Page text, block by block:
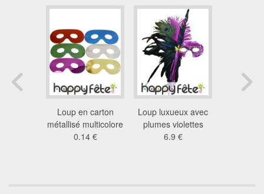
Loup en carton
métallisé multicolore
0.14 €
Loup luxueux avec
plumes violettes
6.9 €